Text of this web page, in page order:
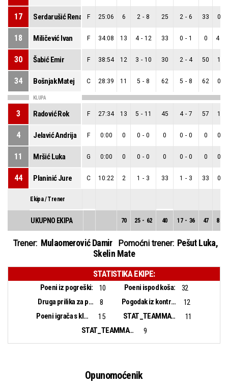
17 Serdarušić RenatoF 25:06 6 2 - 8 25 2 - 6 33 0
18 Miličević Ivan F 34:08 13 4 - 12 33 0 - 1 0 4
30 Šabić Emir F 38:54 12 3 - 10 30 2 - 4 50 1
34 Bošnjak Matej C 28:39 11 5 - 8 62 5 - 8 62 0
KLUPA
3 Radović Rok F 27:34 13 5 - 11 45 4 - 7 57 1
4 Jelavić Andrija F 0:00 0 0 - 0 0 0 - 0 0 0
11 Mršić Luka G 0:00 0 0 - 0 0 0 - 0 0 0
44 Planinić Jure C 10:22 2 1 - 3 33 1 - 3 33 0
Ekipa / Trener
UKUPNO EKIPA 70 25 - 62 40 17 - 36 47 8
Trener: Mulaomerović Damir Pomoćni trener: Pešut Luka,
Skelin Mate
STATISTIKA EKIPE:
Poeni iz pogreški: 10 Poeni ispod koša:
32
Druga prilika za poen:
8 Pogodak iz kontranapada:
12
Poeni igrača s klupe:
15 STAT_TEAMMATCH_BASKETBALL_sBiggestLead_NAME:
11
STAT_TEAMMATCH_BASKETBALL_sBiggestScoringRun_NAME:
9
Opunomoćenik